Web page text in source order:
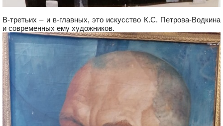
В-третьих – и в-главных, это искусство К.С. Петрова-Водкина
и современных ему художников.